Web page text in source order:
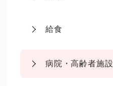
給食
病院・高齢者施設